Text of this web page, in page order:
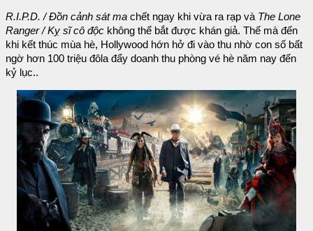
R.I.P.D. / Đồn cảnh sát ma chết ngay khi vừa ra rạp và The Lone
Ranger / Kỵ sĩ cô độc không thể bắt được khán giả. Thế mà đến
khi kết thúc mùa hè, Hollywood hớn hở đi vào thu nhờ con số bất
ngờ hơn 100 triệu đôla đẩy doanh thu phòng vé hè năm nay đến
kỷ lục..